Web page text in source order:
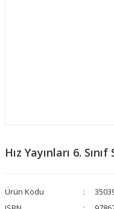
Hız Yayınları 6.
Ürün Kodu